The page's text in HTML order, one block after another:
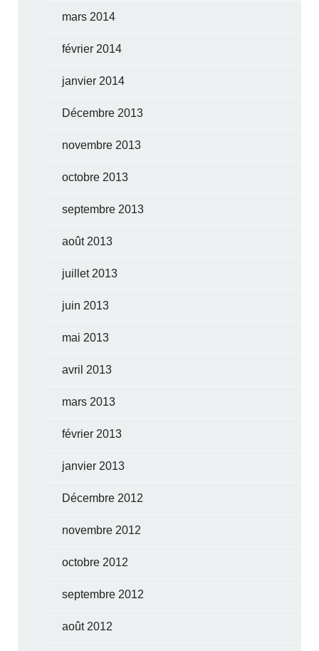
mars 2014
février 2014
janvier 2014
Décembre 2013
novembre 2013
octobre 2013
septembre 2013
août 2013
juillet 2013
juin 2013
mai 2013
avril 2013
mars 2013
février 2013
janvier 2013
Décembre 2012
novembre 2012
octobre 2012
septembre 2012
août 2012